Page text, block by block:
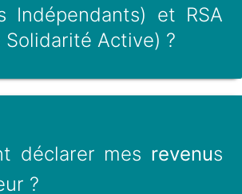
Indépendants) et RSA
Solidarité Active) ?
déclarer mes revenus
?